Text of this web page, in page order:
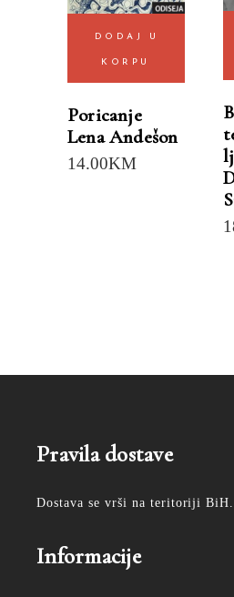
DODAJ U
KORPU
Poricanje
Lena Andešon
14.00KM
Pravila dostave
Dostava se vrši na teritoriji BiH.
Informacije